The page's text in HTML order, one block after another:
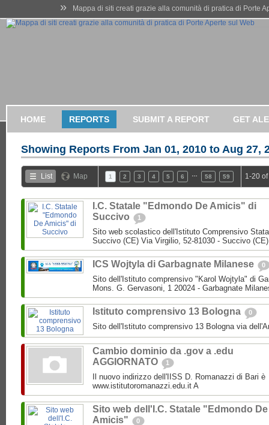
» Mappa di siti creati grazie alla comunità di pratica di Porte
HOME REPORTS SUBMIT A REPORT GET
Showing Reports From Jan 01, 2010 to Aug 27,
List Map 1 2 3 4 5 6 58 59 1-20
I.C. Statale "Edmondo De Amicis" di
Succivo
1
Sito web scolastico dell'Istituto Comprensivo
Succivo (CE) Via Virgilio, 52-81030 - Succivo
ICS Wojtyla di Garbagnate Milanese 0
Sito dell'Istituto comprensivo "Karol Wojtyla" di
Mons. G. Gervasoni, 1 20024 - Garbagnate
Istituto comprensivo 13 Bologna 0
Sito dell'Istituto comprensivo 13 Bologna via
Cambio dominio da .gov a .edu
AGGIORNATO
1
Il nuovo indirizzo dell'IISS D. Romanazzi di Bari è
www.istitutoromanazzi.edu.it A
Sito web dell'I.C. Statale "Edmondo De
Amicis"
0